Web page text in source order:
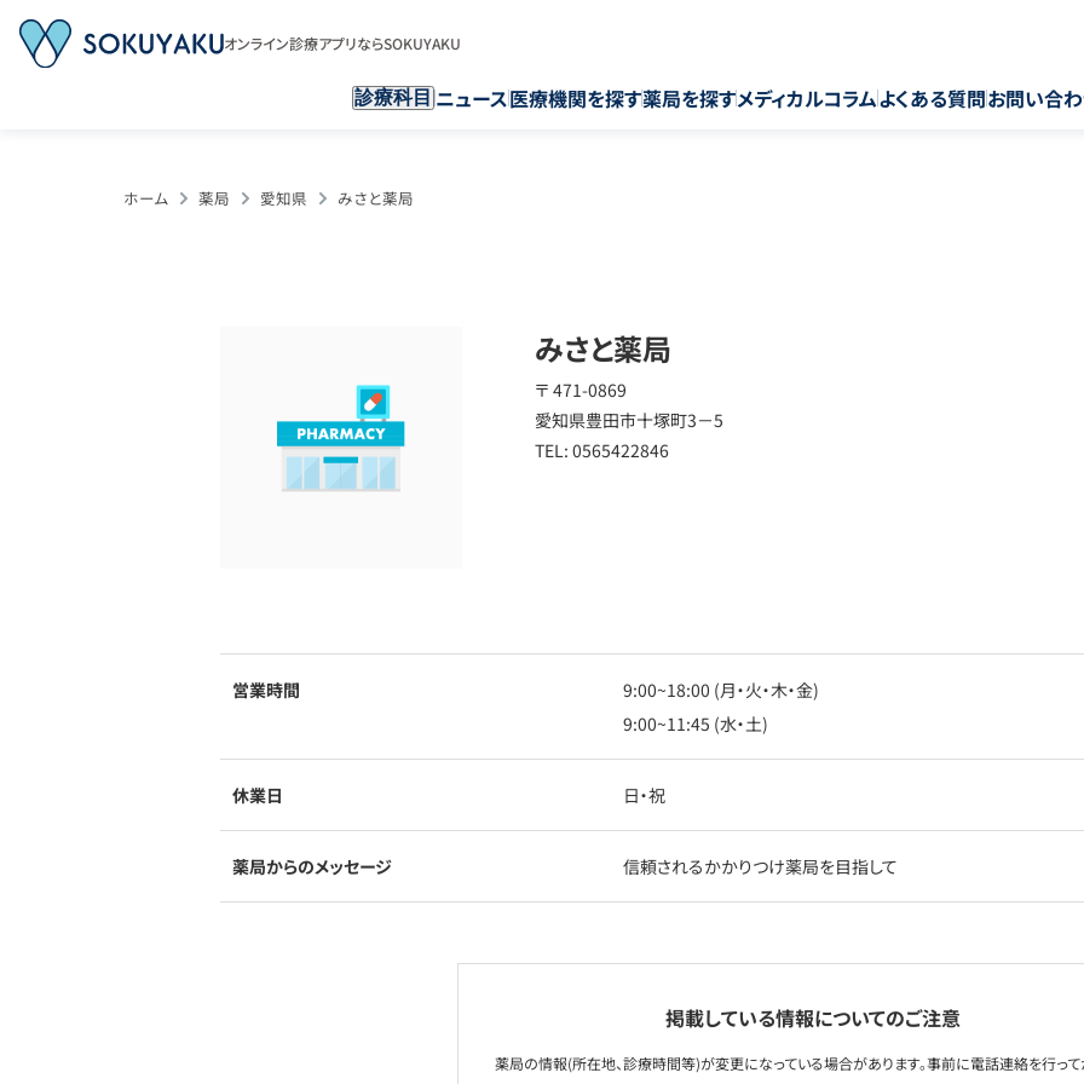
オンライン診療アプリならSOKUYAKU
診療科目 ニュース医療機関を探す薬局を探すメディカルコラムよくある質問お問い合
ホーム 薬局 愛知県 みさと薬局
みさと薬局
〒 471-0869
愛知県豊田市十塚町3－5
TEL: 0565422846
営業時間
9:00~18:00 (月・火・木・金)
9:00~11:45 (水・土)
休業日 日・祝
薬局からのメッセージ 信頼されるかかりつけ薬局を目指して
掲載している情報についてのご注意
薬局の情報(所在地、診療時間等)が変更になっている場合があります。事前に電話連絡を行っ